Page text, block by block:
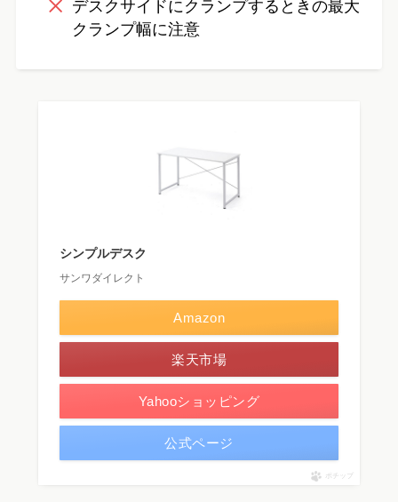
デスクサイドにクランプするときの最大
クランプ幅に注意
シンプルデスク
サンワダイレクト
Amazon
楽天市場
Yahooショッピング
公式ページ
ポチップ